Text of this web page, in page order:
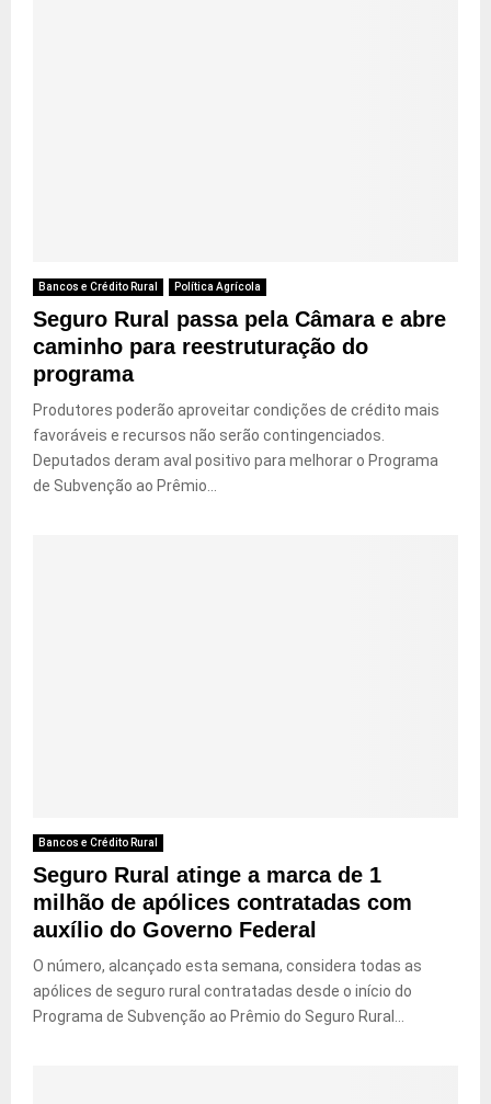
Bancos e Crédito Rural Política Agrícola
Seguro Rural passa pela Câmara e abre
caminho para reestruturação do
programa
Produtores poderão aproveitar condições de crédito mais
favoráveis e recursos não serão contingenciados.
Deputados deram aval positivo para melhorar o Programa
de Subvenção ao Prêmio...
Bancos e Crédito Rural
Seguro Rural atinge a marca de 1
milhão de apólices contratadas com
auxílio do Governo Federal
O número, alcançado esta semana, considera todas as
apólices de seguro rural contratadas desde o início do
Programa de Subvenção ao Prêmio do Seguro Rural...